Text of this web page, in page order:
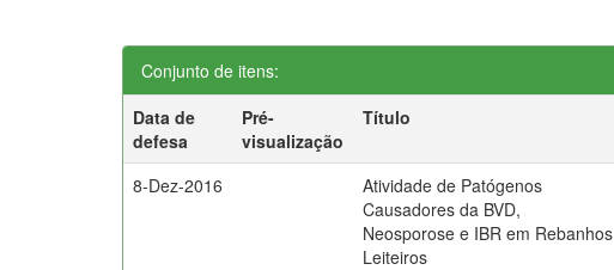
Conjunto de itens:
Data de
defesa
Pré-
visualização
Título
8-Dez-2016
Atividade de Patógenos
Causadores da BVD,
Neosporose e IBR em Rebanhos
Leiteiros